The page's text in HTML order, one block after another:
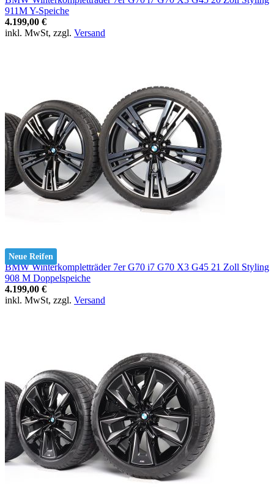
911M Y-Speiche
4.199,00 €
inkl. MwSt, zzgl. Versand
Neue Reifen
BMW Winterkompletträder 7er G70 i7 G70 X3 G45 21 Zoll Styling
908 M Doppelspeiche
4.199,00 €
inkl. MwSt, zzgl. Versand